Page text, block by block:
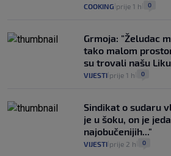
COOKING prije 1 h 0
Grmoja: "Želudac
tako malom
su trovali našu
VIJESTI prije 1 h 0
Sindikat o sudaru
je u šoku, on je
najobučenijih..."
VIJESTI prije 2 h 0